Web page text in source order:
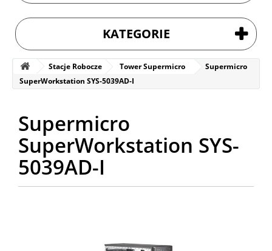
KATEGORIE
Stacje Robocze Tower Supermicro
Supermicro
SuperWorkstation SYS-5039AD-I
Supermicro
SuperWorkstation SYS-
5039AD-I